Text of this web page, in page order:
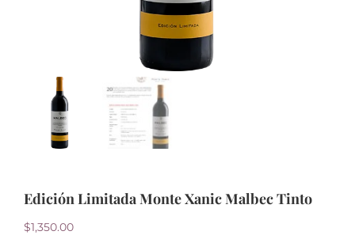
Edición Limitada Monte Xanic Malbec Tinto
$1,350.00